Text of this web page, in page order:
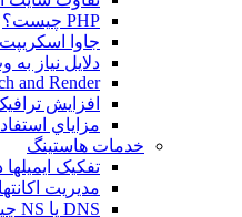
PHP چیست؟
جاوا
دلايل نياز
and Render
افزایش
مزاياي
خدمات هاستینگ
تفکیک
مدیریت
DNS یا NS چیست؟